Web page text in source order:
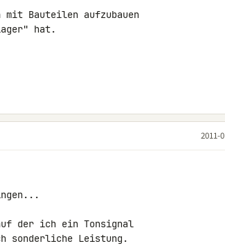
Bauteilen aufzubauen
hat.
2011-
der ich ein Tonsignal
sonderliche Leistung.